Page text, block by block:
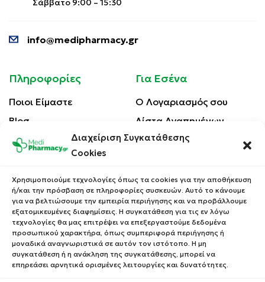
Διαχείριση Συγκατάθεσης
Cookies
Χρησιμοποιούμε τεχνολογίες όπως τα cookies για την αποθήκευση
ή/και την πρόσβαση σε πληροφορίες συσκευών. Αυτό το κάνουμε
για να βελτιώσουμε την εμπειρία περιήγησης και να προβάλλουμε
εξατομικευμένες διαφημίσεις. Η συγκατάθεση για τις εν λόγω
τεχνολογίες θα μας επιτρέψει να επεξεργαστούμε δεδομένα
προσωπικού χαρακτήρα, όπως συμπεριφορά περιήγησης ή
μοναδικά αναγνωριστικά σε αυτόν τον ιστότοπο. Η μη
συγκατάθεση ή η ανάκληση της συγκατάθεσης, μπορεί να
επηρεάσει αρνητικά ορισμένες λειτουργίες και δυνατότητες.
Σάββατο 9:00 – 15:30
info@medipharmacy.gr
Πληροφορίες
Ποιοι Είμαστε
Blog
Επικοινωνία
Πολιτική Απορρήτου
Τρόποι Αποστολής
Τρόποι Πληρωμής
Επιστροφές Προϊόντων
Για Εσένα
Ο Λογαριασμός σου
Λίστα Αγαπημένων
Οι Παραγγελίες σου
Κέρδισε Κουπόνι
Έκπτωσης